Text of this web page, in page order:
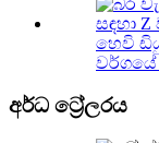
හෙවි
අර්ධ ට්‍රේලරය